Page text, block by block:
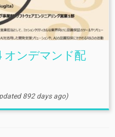
オンデマンド配
892 days ago)